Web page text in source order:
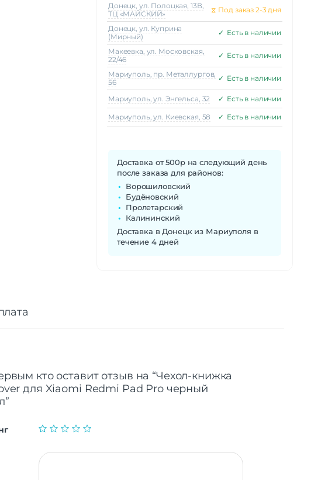
Донецк, ул. Полоцкая, 13В,
ТЦ «МАЙСКИЙ»
⧖ Под заказ 2-3 дня
Донецк, ул. Куприна
(Мирный)
✓ Есть в наличии
Макеeвка, ул. Московская,
22/46
✓ Есть в наличии
Мариуполь, пр. Металлургов,
56
✓ Есть в наличии
Мариуполь, ул. Энгельса, 32 ✓ Есть в наличии
Мариуполь, ул. Киевская, 58 ✓ Есть в наличии
Доставка от 500р на следующий день
после заказа для районов:
Ворошиловский
Будёновский
Пролетарский
Калининский
Доставка в Донецк из Мариуполя в
течение 4 дней
кто оставит отзыв на “Чехол-книжка
для Xiaomi Redmi Pad Pro черный